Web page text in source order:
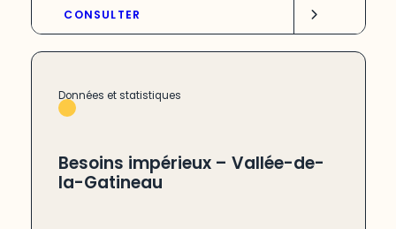
CONSULTER
Données et statistiques
Besoins impérieux – Vallée-de-
la-Gatineau